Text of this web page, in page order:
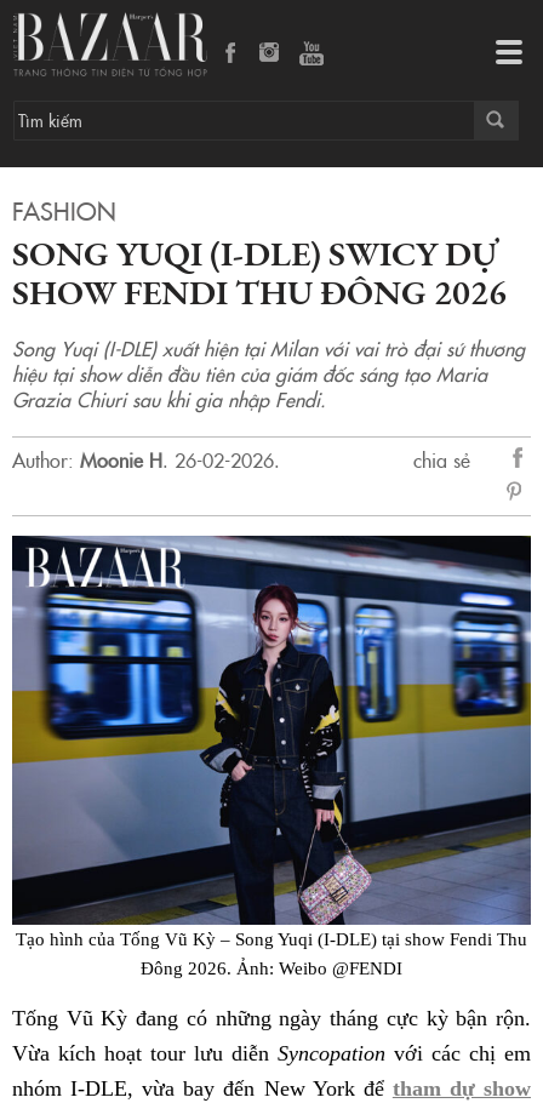
FASHION
SONG YUQI (I-DLE) SWICY DỰ
SHOW FENDI THU ĐÔNG 2026
Song Yuqi (I-DLE) xuất hiện tại Milan với vai trò đại sứ thương
hiệu tại show diễn đầu tiên của giám đốc sáng tạo Maria
Grazia Chiuri sau khi gia nhập Fendi.
Author: Moonie H. 26-02-2026.
chia sẻ
sẻ
Tạo hình của Tống Vũ Kỳ – Song Yuqi (I-DLE) tại show Fendi Thu
Đông 2026. Ảnh: Weibo @FENDI
Tống Vũ Kỳ đang có những ngày tháng cực kỳ bận rộn.
Vừa kích hoạt tour lưu diễn Syncopation với các chị em
nhóm I-DLE, vừa bay đến New York để tham dự show